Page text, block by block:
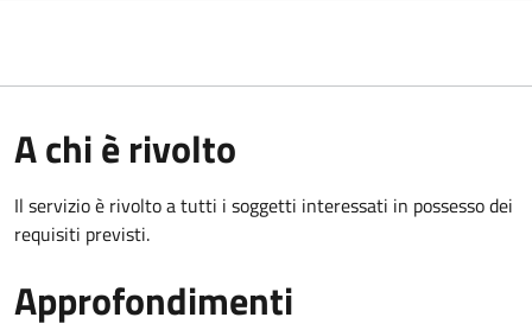
A chi è rivolto
Il servizio è rivolto a tutti i soggetti interessati in possesso dei
requisiti previsti.
Approfondimenti